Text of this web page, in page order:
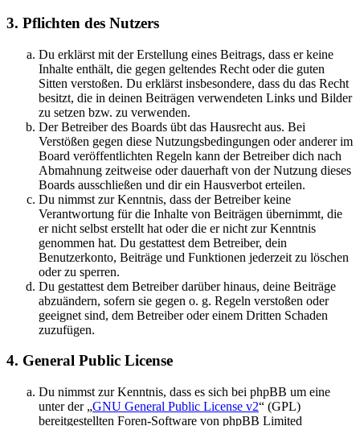
3. Pflichten des Nutzers
Du erklärst mit der Erstellung eines Beitrags, dass er keine
Inhalte enthält, die gegen geltendes Recht oder die guten
Sitten verstoßen. Du erklärst insbesondere, dass du das Recht
besitzt, die in deinen Beiträgen verwendeten Links und Bilder
zu setzen bzw. zu verwenden.
Der Betreiber des Boards übt das Hausrecht aus. Bei
Verstößen gegen diese Nutzungsbedingungen oder anderer im
Board veröffentlichten Regeln kann der Betreiber dich nach
Abmahnung zeitweise oder dauerhaft von der Nutzung dieses
Boards ausschließen und dir ein Hausverbot erteilen.
Du nimmst zur Kenntnis, dass der Betreiber keine
Verantwortung für die Inhalte von Beiträgen übernimmt, die
er nicht selbst erstellt hat oder die er nicht zur Kenntnis
genommen hat. Du gestattest dem Betreiber, dein
Benutzerkonto, Beiträge und Funktionen jederzeit zu löschen
oder zu sperren.
Du gestattest dem Betreiber darüber hinaus, deine Beiträge
abzuändern, sofern sie gegen o. g. Regeln verstoßen oder
geeignet sind, dem Betreiber oder einem Dritten Schaden
zuzufügen.
4. General Public License
Du nimmst zur Kenntnis, dass es sich bei phpBB um eine
unter der „GNU General Public License v2“ (GPL)
bereitgestellten Foren-Software von phpBB Limited